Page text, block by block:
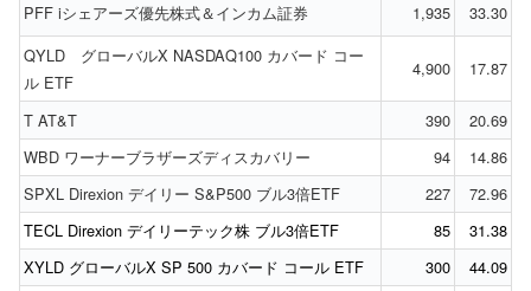
PFF iシェアーズ優先株式＆インカム証券
1,935
33.30
QYLD グローバルX NASDAQ100 カバード コー
ル ETF
4,900 17.87
T AT&T 390
20.69
WBD ワーナーブラザーズディスカバリー
94
14.86
SPXL Direxion デイリー S&P500 ブル3倍ETF
227
72.96
TECL Direxion デイリーテック株 ブル3倍ETF
85
31.38
XYLD グローバルX SP 500 カバード コール ETF
300
44.09